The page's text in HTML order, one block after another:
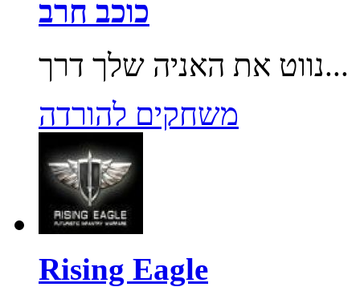
כוכב חרב
נווט את האניה שלך דרך...
משחקים להורדה
Rising Eagle